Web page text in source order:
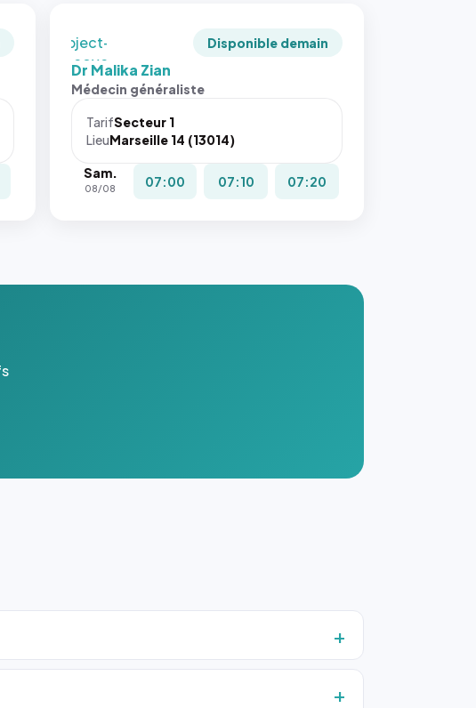
`object-
fit: cover`.
Sans ces
navigateur
pas la
place, et
Disponible demain
Dr Malika Zian
Médecin généraliste
TarifSecteur 1
LieuMarseille 14 (13014)
Sam.
08/08 07:00 07:10 07:20